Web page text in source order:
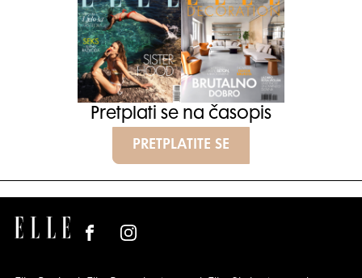
Pretplati se na časopis
PRETPLATITE SE